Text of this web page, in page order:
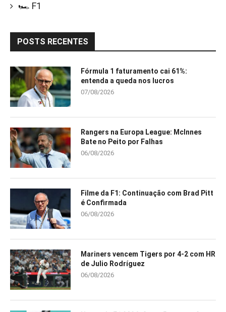
🏎️ F1
POSTS RECENTES
Fórmula 1 faturamento cai 61%:
entenda a queda nos lucros
07/08/2026
Rangers na Europa League: McInnes
Bate no Peito por Falhas
06/08/2026
Filme da F1: Continuação com Brad Pitt
é Confirmada
06/08/2026
Mariners vencem Tigers por 4-2 com HR
de Julio Rodríguez
06/08/2026